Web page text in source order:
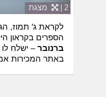
2 | מצגת
הספרים בקראון
ברנובר – ישלח
באתר המכירות